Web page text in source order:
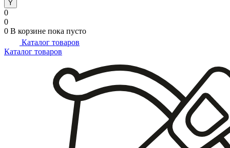
0
0
0 В корзине пока пусто
Каталог товаров
Каталог товаров